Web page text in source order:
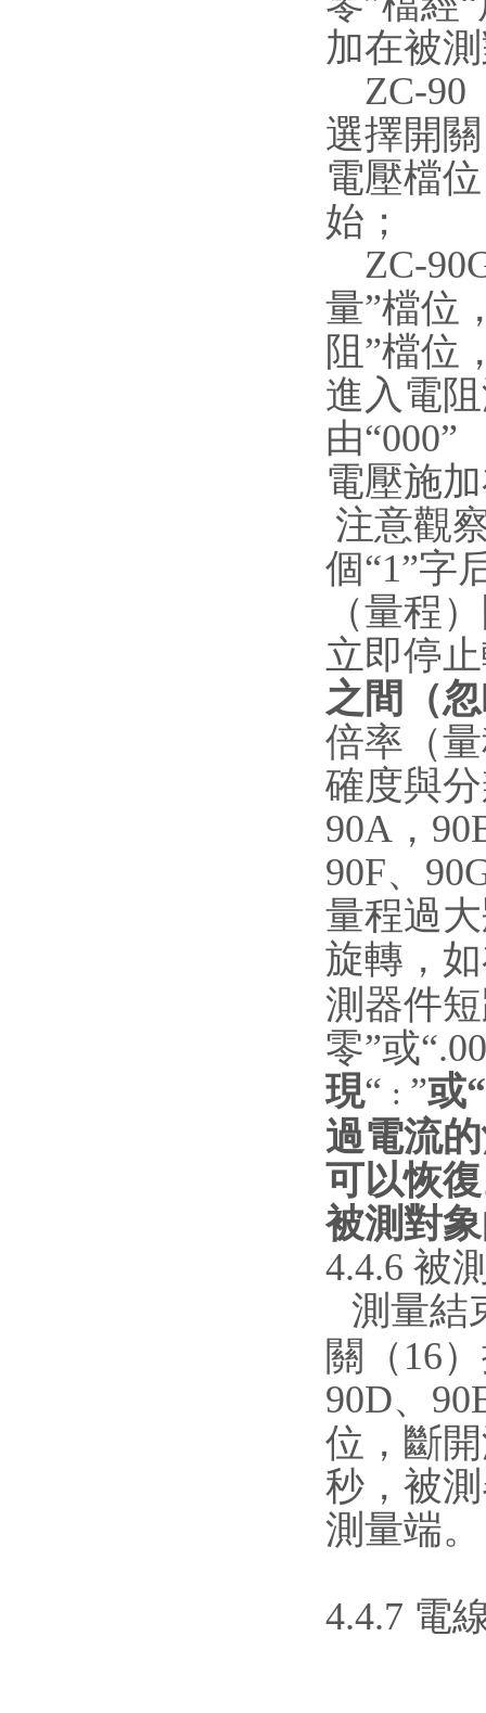
加在被
ZC-90
選擇開
電壓檔
始；
ZC-
量”檔位
阻”檔位
進入電
由“000”
電壓施
注意觀
個“1”字
（量程
立即停
之間（
倍率（
確度與
90A，
90F、
量程過
旋轉，
測器件
零”或
現“ : ”或
過電流
可以恢
被測
4.4.6 被
測量結
關（16
90D、
位，斷
秒，被
測量端。
4.4.7 電